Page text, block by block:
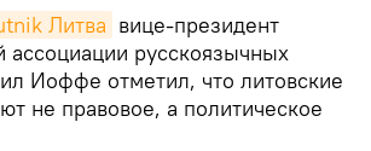
Литва вице-президент
русскоязычных
Иоффе отметил, что литовские
не правовое, а политическое